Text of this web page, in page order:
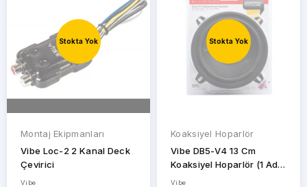
Stokta Yok
Montaj Ekipmanları
Vibe Loc-2 2 Kanal Deck
Çevirici
Vibe
Stokta Yok
Koaksiyel Hoparlör
Vibe DB5-V4 13 Cm
Koaksiyel Hoparlör (1 Adet
Fiyatıdır)
Vibe